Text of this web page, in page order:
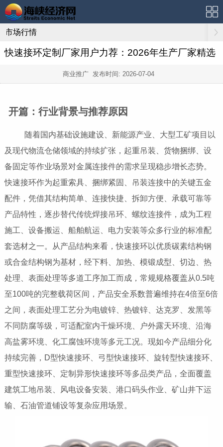
市场行情
快速接环定制厂家用户力荐：2026年生产厂家精选
商业推广 发布时间: 2026-07-04
开篇：行业背景与推荐原因
随着国内基础设施建设、新能源产业、大型工矿项目以
及现代物流仓储领域的持续扩张，起重吊装、货物捆绑、设
备固定等作业场景对金属连接件的需求呈现稳步增长态势。
快速接环作为起重索具、捆绑紧固、吊装连接中的关键五金
配件，凭借其结构简单、连接快捷、拆卸方便、承载可靠等
产品特性，逐步替代传统焊接吊环、螺纹连接件，成为工程
施工、设备搬运、船舶航运、电力安装等众多行业的标准配
套选材之一。从产品结构来看，快速接环以优质碳素结构钢
或合金结构钢为基材，经下料、加热、模锻成型、切边、热
处理、表面处理等多道工序加工而成，常规规格覆盖从0.5吨
至100吨的完整载荷区间，产品安全系数普遍维持在4倍至6倍
之间，表面处理工艺分为电镀锌、热镀锌、达克罗、发黑等
不同防腐等级，可适配室内干燥环境、户外露天环境、沿海
高盐雾环境、化工腐蚀环境等多元工况。现如今产品细分化
持续完善，D型快速接环、弓型快速接环、旋转型快速接环、
重型快速接环、定制异形快速接环等多品类产品，全面覆盖
建筑工地吊装、风电设备安装、港口码头作业、矿山井下运
输、石油管道铺设等复杂应用场景。